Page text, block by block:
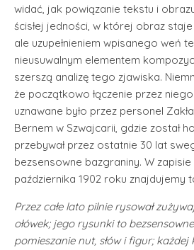
widać, jak powiązanie tekstu i
ścisłej jedności, w której obraz
ale uzupełnieniem wpisanego weń
nieusuwalnym elementem
szerszą analizę tego zjawiska.
że początkowo łączenie przez
uznawane było przez personel
Bernem w Szwajcarii, gdzie został
przebywał przez ostatnie 30 lat
bezsensowne bazgraniny. W
października 1902 roku znajdujemy
Przez całe lato pilnie rysował
ołówek; jego rysunki to
pomieszanie nut, słów i figur;